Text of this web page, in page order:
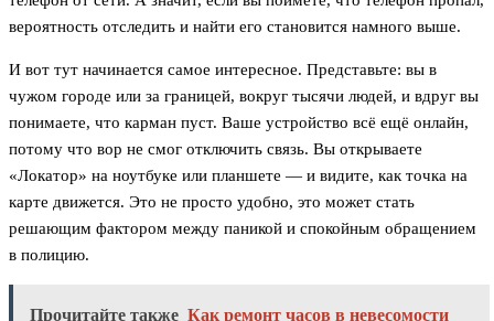
вероятность отследить и найти его становится намного выше.
И вот тут начинается самое интересное. Представьте: вы в
чужом городе или за границей, вокруг тысячи людей, и вдруг вы
понимаете, что карман пуст. Ваше устройство всё ещё онлайн,
потому что вор не смог отключить связь. Вы открываете
«Локатор» на ноутбуке или планшете — и видите, как точка на
карте движется. Это не просто удобно, это может стать
решающим фактором между паникой и спокойным обращением
в полицию.
Прочитайте также Как ремонт часов в невесомости